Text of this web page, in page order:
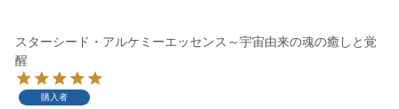
スターシード・アルケミーエッセンス～宇宙由来の魂の癒しと覚
醒
購入者